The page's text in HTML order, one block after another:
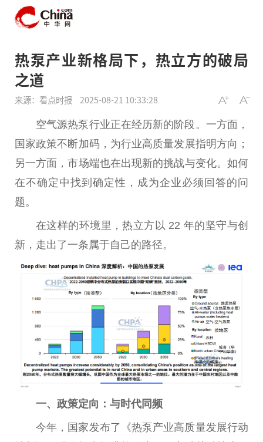
热泵产业新格局下，热立方的破局
之道
来源：看点时报 2025-08-21 10:33:28
空气源热泵行业正在经历新的阶段。一方面，
国家政策不断加码，为行业高质量发展指明方向；
另一方面，市场端也在出现新的挑战与变化。如何
在不确定中找到确定性 ，成为企业必须回答的问
题。
在这样的环境里，热立方以 22 年的坚守与创
新，走出了一条属于自己的路径。
一、政策定向：与时代同频
今年， 国家发布了《热泵产业高质量发展行动